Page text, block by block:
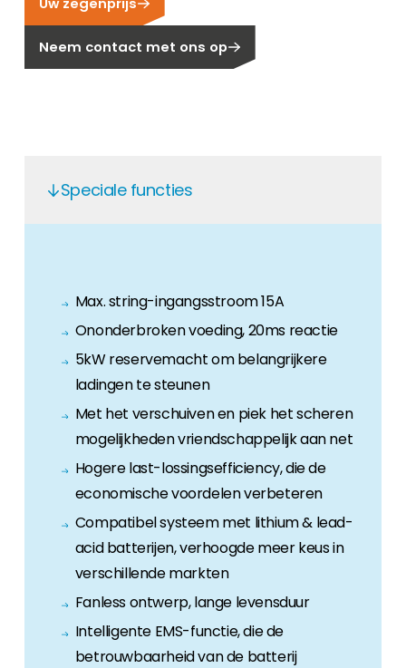
Carrière
Ben je op zoek naar een baan in de
hernieuwbare energiesector? Dan ben je hier
Neem contact met ons op
Speciale functies
Max. string-ingangsstroom 15A
Ononderbroken voeding, 20ms reactie
5kW reservemacht om belangrijkere
ladingen te steunen
Met het verschuiven en piek het scheren
mogelijkheden vriendschappelijk aan net
Hogere last-lossingsefficiency, die de
economische voordelen verbeteren
Compatibel systeem met lithium & lead-
acid batterijen, verhoogde meer keus in
verschillende markten
Fanless ontwerp, lange levensduur
Intelligente EMS-functie, die de
betrouwbaarheid van de batterij